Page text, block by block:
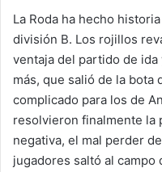
La Roda ha hecho
división B. Los rojillos
ventaja del partido de
más, que salió de la bota
complicado para los de
resolvieron finalmente la
negativa, el mal perder
jugadores saltó al campo